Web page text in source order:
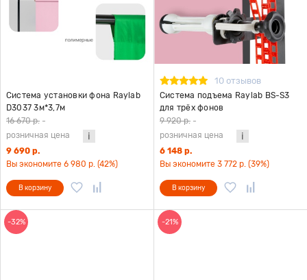
Система установки фона Raylab
D3037 3м*3,7м
16 670 р. -
розничная цена
9 690 р.
Вы экономите 6 980 р. (42%)
В корзину
10 отзывов
Система подъема Raylab BS-S3
для трёх фонов
9 920 р. -
розничная цена
6 148 р.
Вы экономите 3 772 р. (39%)
В корзину
-32% -21%